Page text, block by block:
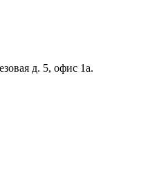
д. 5, офис 1а.